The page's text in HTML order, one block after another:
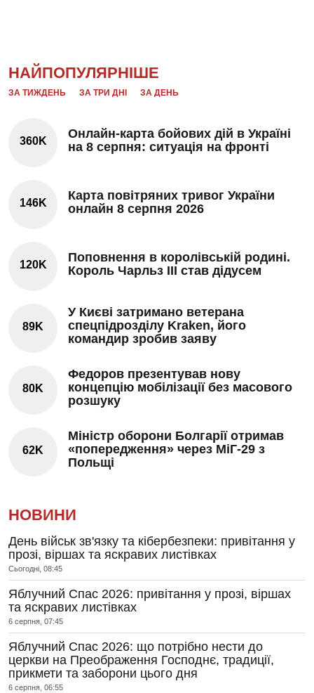
НАЙПОПУЛЯРНІШЕ
ЗА ТИЖДЕНЬ ЗА ТРИ ДНІ ЗА ДЕНЬ
360K
Онлайн-карта бойових дій в Україні
на 8 серпня: ситуація на фронті
146K
Карта повітряних тривог України
онлайн 8 серпня 2026
120K
Поповнення в королівській родині.
Король Чарльз III став дідусем
89K
У Києві затримано ветерана
спецпідрозділу Kraken, його
командир зробив заяву
80K
Федоров презентував нову
концепцію мобілізації без масового
розшуку
62K
Міністр оборони Болгарії отримав
«попередження» через МіГ-29 з
Польщі
НОВИНИ
День військ зв'язку та кібербезпеки: привітання у
прозі, віршах та яскравих листівках
Сьогодні, 08:45
Яблучний Спас 2026: привітання у прозі, віршах
та яскравих листівках
6 серпня, 07:45
Яблучний Спас 2026: що потрібно нести до
церкви на Преображення Господнє, традиції,
прикмети та заборони цього дня
6 серпня, 06:55